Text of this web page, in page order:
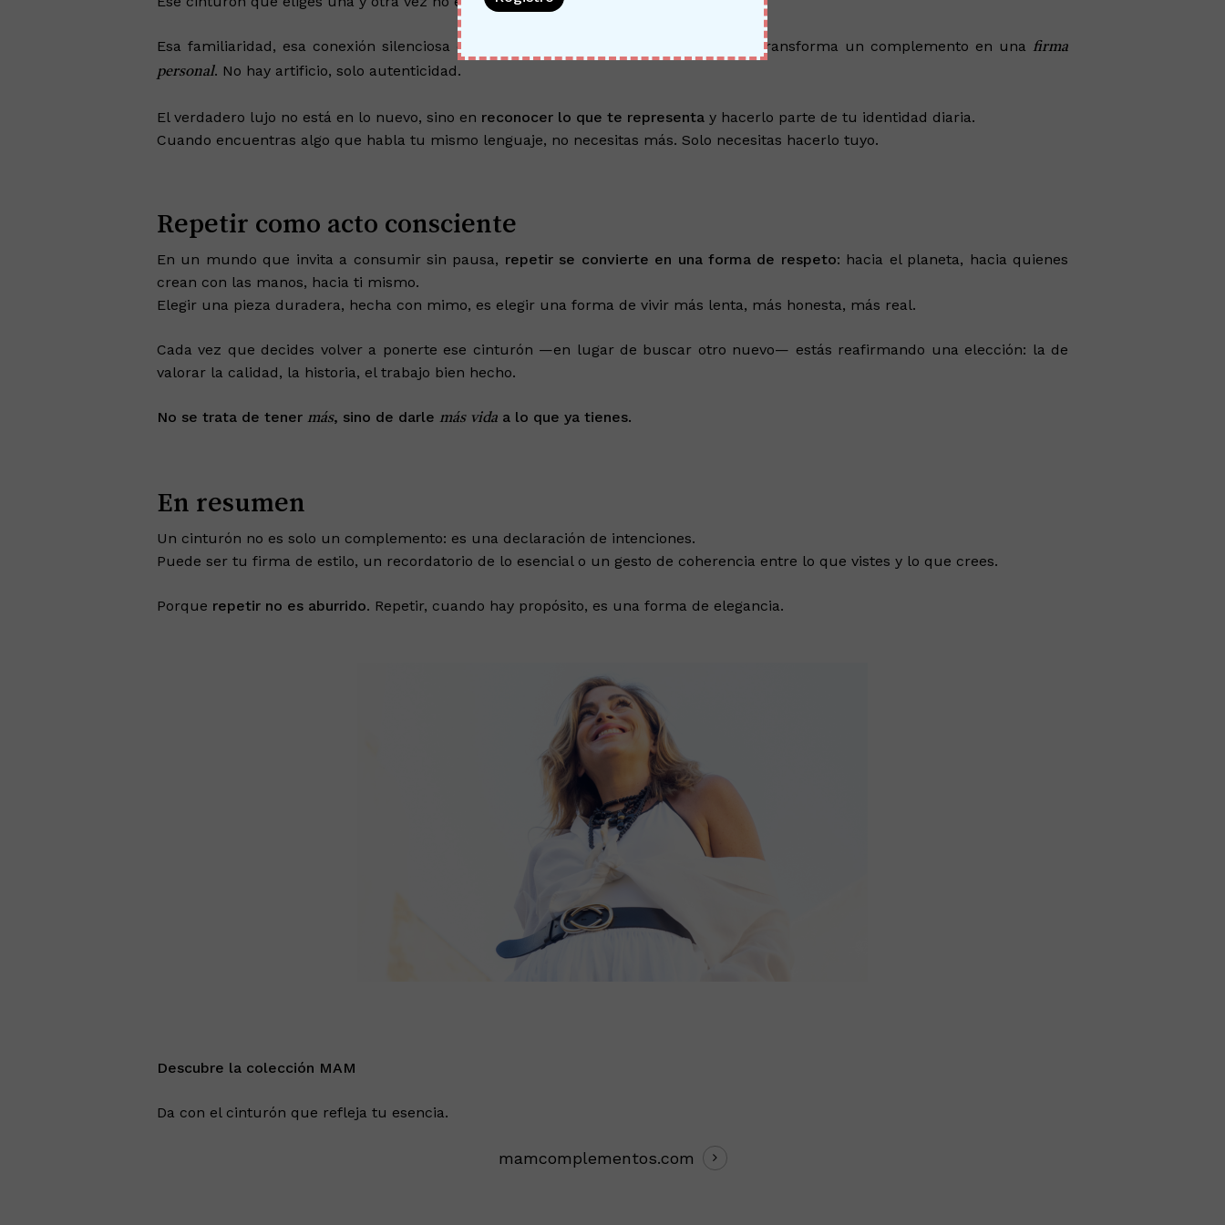
Esa familiaridad, esa conexión silenciosa entre la pieza y quien la lleva, es lo que transforma un complemento en una
firma
personal. No hay artificio, solo autenticidad.
El verdadero lujo no está en lo nuevo, sino en reconocer lo que te representa y hacerlo parte de tu identidad diaria.
Cuando encuentras algo que habla tu mismo lenguaje, no necesitas más. Solo necesitas hacerlo tuyo.
Repetir como acto consciente
En un mundo que invita a consumir sin pausa, repetir se convierte en una forma de respeto: hacia el planeta, hacia quienes
crean con las manos, hacia ti mismo.
Elegir una pieza duradera, hecha con mimo, es elegir una forma de vivir más lenta, más honesta, más real.
Cada vez que decides volver a ponerte ese cinturón —en lugar de buscar otro nuevo— estás reafirmando una elección: la de
valorar la calidad, la historia, el trabajo bien hecho.
No se trata de tener más, sino de darle más vida a lo que ya tienes.
En resumen
Un cinturón no es solo un complemento: es una declaración de intenciones.
Puede ser tu firma de estilo, un recordatorio de lo esencial o un gesto de coherencia entre lo que vistes y lo que crees.
Porque repetir no es aburrido. Repetir, cuando hay propósito, es una forma de elegancia.
Descubre la colección MAM
Da con el cinturón que refleja tu esencia.
mamcomplementos.com